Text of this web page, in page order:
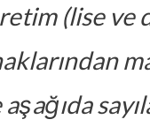
(lise ve